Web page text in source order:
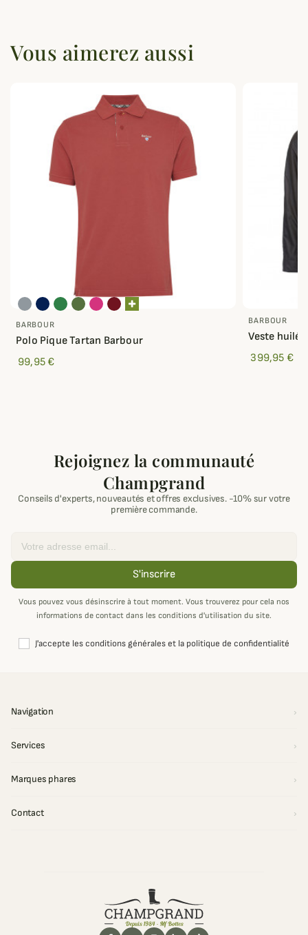
Vous aimerez aussi
BARBOUR
Polo Pique Tartan Barbour
99,95 €
BARBOUR
Veste
399,95 €
Rejoignez la communauté
Champgrand
Conseils d'experts, nouveautés et offres exclusives. -10% sur votre
première commande.
S'inscrire
Vous pouvez vous désinscrire à tout moment. Vous trouverez pour cela nos
informations de contact dans les conditions d'utilisation du site.
J'accepte les conditions générales et la politique de confidentialité
Navigation
Services
Marques phares
Contact